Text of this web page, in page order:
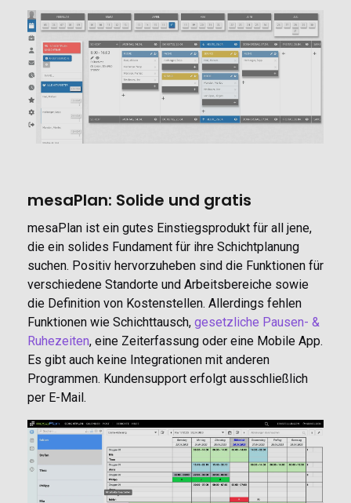
mesaPlan: Solide und gratis
mesaPlan ist ein gutes Einstiegsprodukt für all jene,
die ein solides Fundament für ihre Schichtplanung
suchen. Positiv hervorzuheben sind die Funktionen für
verschiedene Standorte und Arbeitsbereiche sowie
die Definition von Kostenstellen. Allerdings fehlen
Funktionen wie Schichttausch, gesetzliche Pausen- &
Ruhezeiten, eine Zeiterfassung oder eine Mobile App.
Es gibt auch keine Integrationen mit anderen
Programmen. Kundensupport erfolgt ausschließlich
per E-Mail.